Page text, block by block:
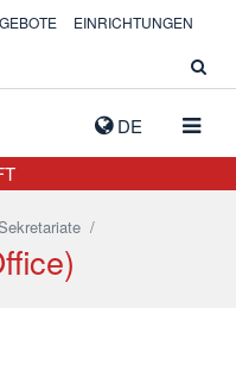
DE
EINRICHTUNGEN
/